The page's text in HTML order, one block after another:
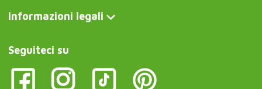
Informazioni legali
Seguiteci su